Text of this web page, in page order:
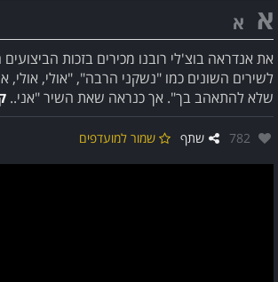
א א
את אנדראה בוצ'לי רובנו מכירים בזכות
לשירים השונים כמו "נשקני הרבה", "אולי, אולי,
שלא להתאהב בך". אך כנראה שאת השיר "אני..
אהבו:
782 שתף שמור למועדפים